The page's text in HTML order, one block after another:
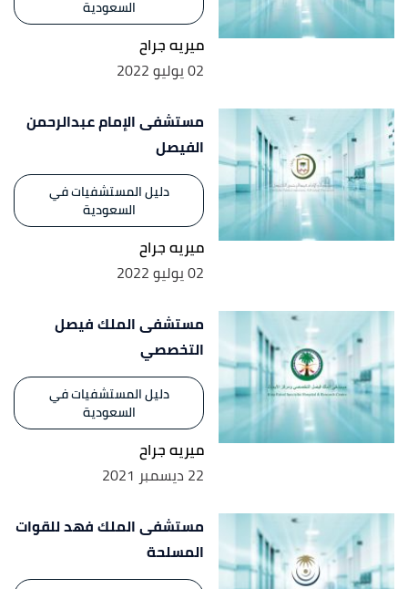
↑"المواساة المدينة المنورة"،مستشفى المواساة
↑"مستشفى المواساة الجبيل الصناعية"
المواساة، اطّلع عليه بتاريخ 5/12/2021. بتصرّف.
↑"مستشفى المواساة القطيف"،مستشفى المواساة،
اطّلع عليه بتاريخ 5/12/2021. بتصرّف.
↑"مستشفى المواساة الخبر" ،مستشفى المواساة،
بتاريخ 5/12/2021. بتصرّف.
السعودية
ميريه جراح
02 يوليو 2022
مستشفى الإمام عبدالرحمن
الفيصل
دليل المستشفيات في
السعودية
ميريه جراح
02 يوليو 2022
مستشفى الملك فيصل
التخصصي
دليل المستشفيات في
السعودية
ميريه جراح
22 ديسمبر 2021
مستشفى الملك فهد للقوات
المسلحة